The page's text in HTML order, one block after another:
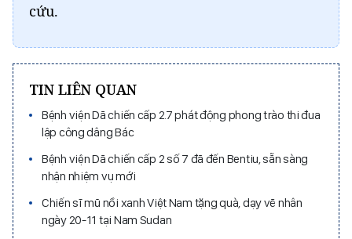
cứu.
TIN LIÊN QUAN
Bệnh viện Dã chiến cấp 2.7 phát động phong trào thi đua
lập công dâng Bác
Bệnh viện Dã chiến cấp 2 số 7 đã đến Bentiu, sẵn sàng
nhận nhiệm vụ mới
Chiến sĩ mũ nồi xanh Việt Nam tặng quà, dạy vẽ nhân
ngày 20-11 tại Nam Sudan